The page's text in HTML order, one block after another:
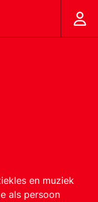
en muziek
als persoon